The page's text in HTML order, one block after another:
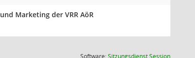
Marketing der VRR AöR
Software:SitzungsdienstSession(Wird in